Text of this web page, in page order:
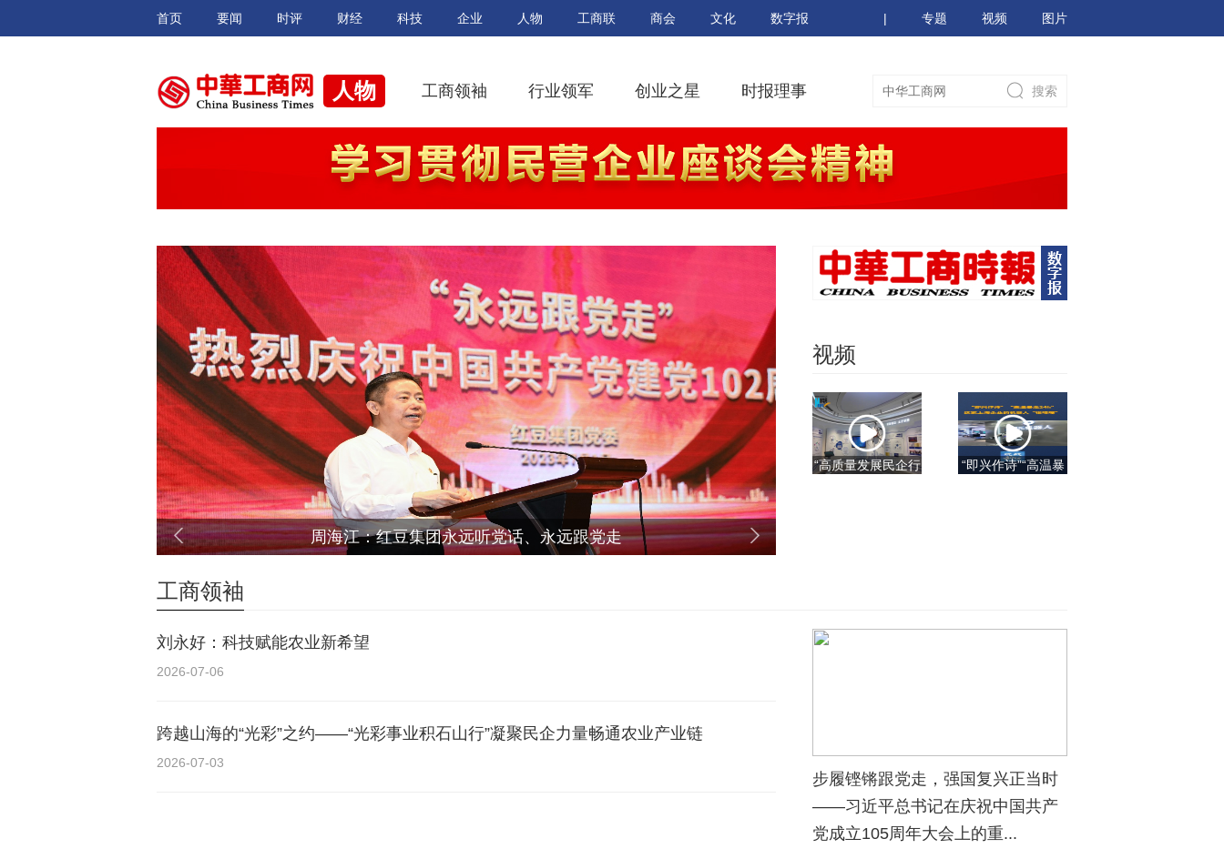
首页 要闻 时评 财经 科技 企业 人物 工商联 商会 文化 数字报 | 专题 视频 图片
人物 工商领袖 行业领军 创业之星 时报理事
小米发布多款新品
视频
“高质量发展民企行
“即兴作诗”“高温暴
工商领袖
刘永好：科技赋能农业新希望
2026-07-06
跨越山海的“光彩”之约——“光彩事业积石山行”凝聚民企力量畅通农业产业链
2026-07-03
步履铿锵跟党走，强国复兴正当时
——习近平总书记在庆祝中国共产
党成立105周年大会上的重...